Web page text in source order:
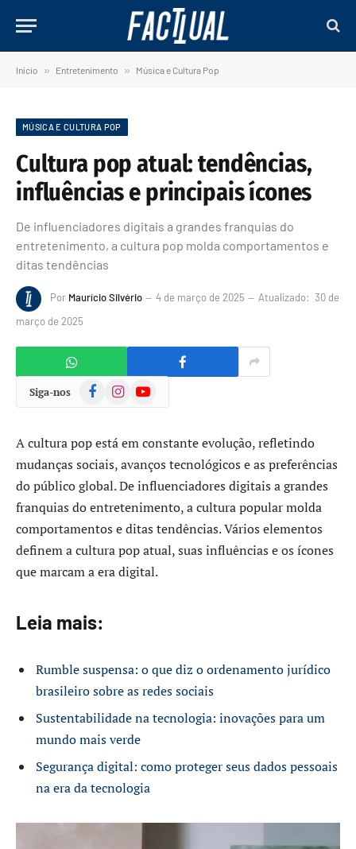
Início » Entretenimento » Música e Cultura Pop
MÚSICA E CULTURA POP
Cultura pop atual: tendências,
influências e principais ícones
De influenciadores digitais a grandes franquias do
entretenimento, a cultura pop molda comportamentos e
ditas tendências
Por Maurício Silvério 4 de março de 2025 Atualizado: 30 de
março de 2025
Siga-nos FacebookInstagramYouTube
A cultura pop está em constante evolução, refletindo
mudanças sociais, avanços tecnológicos e as preferências
do público global. De influenciadores digitais a grandes
franquias do entretenimento, a cultura popular molda
comportamentos e ditas tendências. Vários elementos
definem a cultura pop atual, suas influências e os ícones
que marcam a era digital.
Leia mais:
Rumble suspensa: o que diz o ordenamento jurídico
brasileiro sobre as redes sociais
Sustentabilidade na tecnologia: inovações para um
mundo mais verde
Segurança digital: como proteger seus dados pessoais
na era da tecnologia